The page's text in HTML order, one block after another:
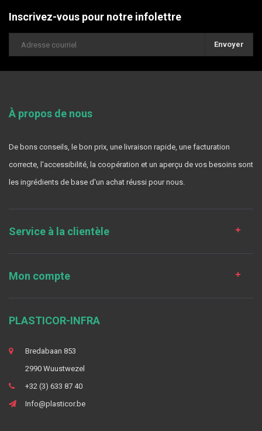
Inscrivez-vous pour notre infolettre
Envoyer
À propos de nous
De bons conseils, le bon prix, une livraison rapide, une facturation
correcte, l'accessibilité, la coopération et un aperçu de vos besoins sont
les ingrédients de base d'un achat réussi pour nous.
Service à la clientèle
Mon compte
PLASTICOR-INFRA
Bredabaan 853
2990 Wuustwezel
+32 (3) 633 87 40
Info@plasticor.be